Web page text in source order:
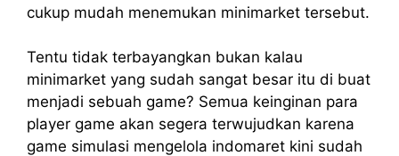
cukup mudah menemukan minimarket tersebut.
Tentu tidak terbayangkan bukan kalau
minimarket yang sudah sangat besar itu di buat
menjadi sebuah game? Semua keinginan para
player game akan segera terwujudkan karena
game simulasi mengelola indomaret kini sudah